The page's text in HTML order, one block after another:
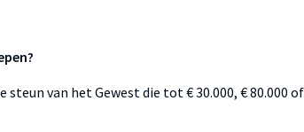
van het Gewest die tot € 30.000, € 80.000